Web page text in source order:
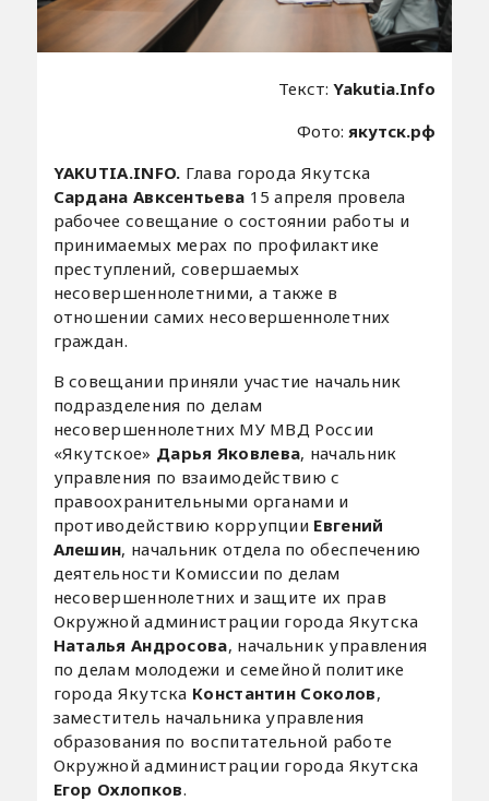
Текст:Yakutia.Info
Фото: якутск.рф
YAKUTIA.INFO. Глава города Якутска
Сардана Авксентьева 15 апреля провела
рабочее совещание о состоянии работы и
принимаемых мерах по профилактике
преступлений, совершаемых
несовершеннолетними, а также в
отношении самих несовершеннолетних
граждан.
В совещании приняли участие начальник
подразделения по делам
несовершеннолетних МУ МВД России
«Якутское» Дарья Яковлева, начальник
управления по взаимодействию с
правоохранительными органами и
противодействию коррупции Евгений
Алешин, начальник отдела по обеспечению
деятельности Комиссии по делам
несовершеннолетних и защите их прав
Окружной администрации города Якутска
Наталья Андросова, начальник управления
по делам молодежи и семейной политике
города Якутска Константин Соколов,
заместитель начальника управления
образования по воспитательной работе
Окружной администрации города Якутска
Егор Охлопков.